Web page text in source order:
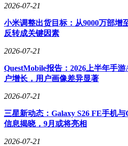
2026-07-21
小米调整出货目标：从9000万部增
反转成关键因素
2026-07-21
QuestMobile报告：2026上半年手
户增长，用户画像差异显著
2026-07-21
三星新动态：Galaxy S26 FE手机
信息揭晓，9月或将亮相
2026-07-21